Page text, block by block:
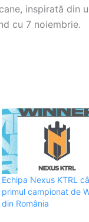
inspirată din
cu 7 noiembrie.
Echipa Nexus KTRL
primul campionat de
din România